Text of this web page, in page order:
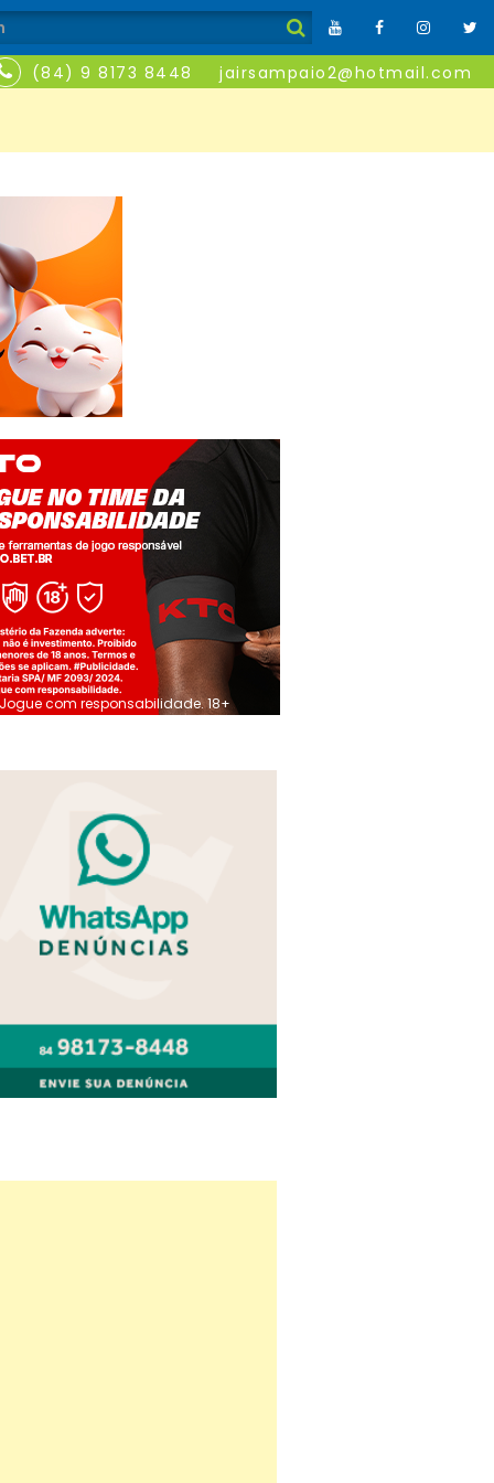
(84) 9 8173 8448 jairsampaio2@hotmail.com
Jogue com responsabilidade. 18+